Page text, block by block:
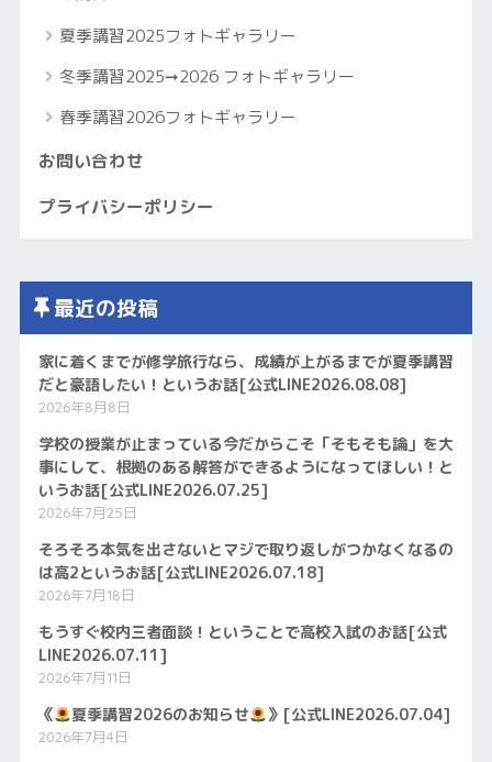
夏季講習2025フォトギャラリー
冬季講習2025➞2026 フォトギャラリー
春季講習2026フォトギャラリー
お問い合わせ
プライバシーポリシー
最近の投稿
家に着くまでが修学旅行なら、成績が上がるまでが夏季講習
だと豪語したい！というお話[公式LINE2026.08.08]
2026年8月8日
学校の授業が止まっている今だからこそ「そもそも論」を大
事にして、根拠のある解答ができるようになってほしい！と
いうお話[公式LINE2026.07.25]
2026年7月25日
そろそろ本気を出さないとマジで取り返しがつかなくなるの
は高2というお話[公式LINE2026.07.18]
2026年7月18日
もうすぐ校内三者面談！ということで高校入試のお話[公式
LINE2026.07.11]
2026年7月11日
《 夏季講習2026のお知らせ 》[公式LINE2026.07.04]
2026年7月4日